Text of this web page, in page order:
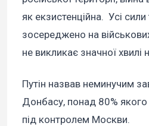
як екзистенційна. Усі сили
зосереджено на
не викликає значної хвилі
Путін назвав неминучим
Донбасу, понад 80% якого
під контролем Москви.